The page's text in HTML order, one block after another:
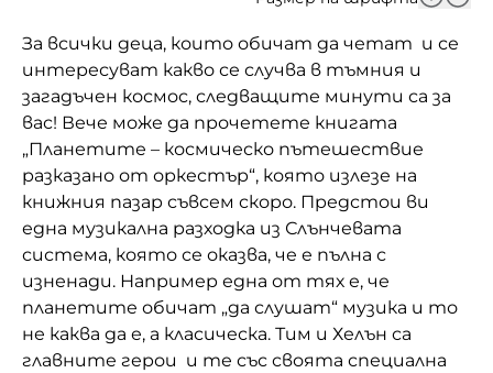
Домашен любимец
Питаме Ви
До ре ми
За всички деца, които обичат да четат и се
интересуват какво се случва в тъмния и
загадъчен космос, следващите минути са за
вас! Вече може да прочетете книгата
„Планетите – космическо пътешествие
разказано от оркестър“, която излезе на
книжния пазар съвсем скоро. Предстои ви
една музикална разходка из Слънчевата
система, която се оказва, че е пълна с
изненади. Например една от тях е, че
планетите обичат „да слушат“ музика и то
не каква да е, а класическа. Тим и Хелън са
главните герои и те със своята специална